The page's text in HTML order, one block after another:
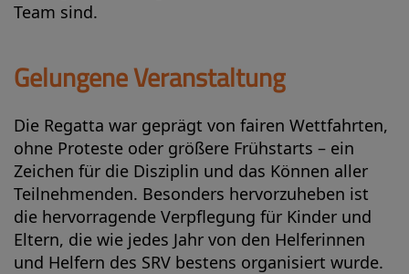
Team sind.
Gelungene Veranstaltung
Die Regatta war geprägt von fairen Wettfahrten,
ohne Proteste oder größere Frühstarts – ein
Zeichen für die Disziplin und das Können aller
Teilnehmenden. Besonders hervorzuheben ist
die hervorragende Verpflegung für Kinder und
Eltern, die wie jedes Jahr von den Helferinnen
und Helfern des SRV bestens organisiert wurde.